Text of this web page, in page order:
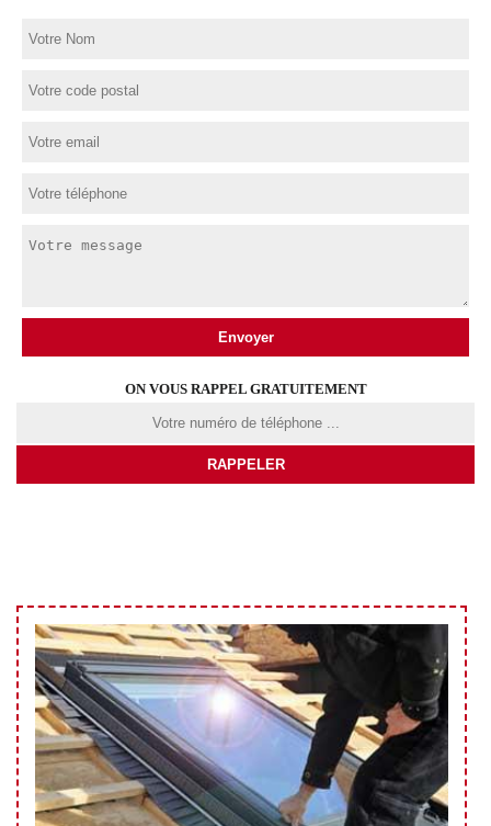
ON VOUS RAPPEL GRATUITEMENT